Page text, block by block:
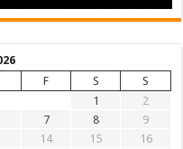
F S
S
1
2
7 8
9
14 15
16